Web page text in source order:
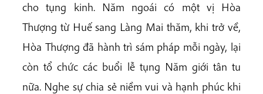
cho tụng kinh. Năm ngoái có một vị Hòa
Thượng từ Huế sang Làng Mai thăm, khi trở về,
Hòa Thượng đã hành trì sám pháp mỗi ngày, lại
còn tổ chức các buổi lễ tụng Năm giới tân tu
nữa. Nghe sự chia sẻ niềm vui và hạnh phúc khi